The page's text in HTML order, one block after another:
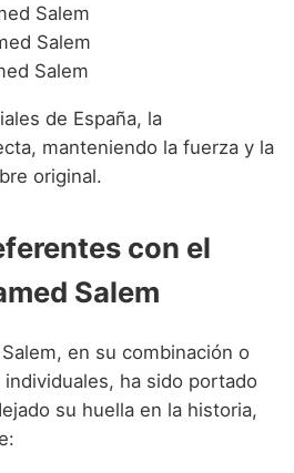
Salem
Salem
Salem
de España, la
manteniendo la fuerza y la
original.
con el
Salem
en su combinación o
ha sido portado
su huella en la historia,